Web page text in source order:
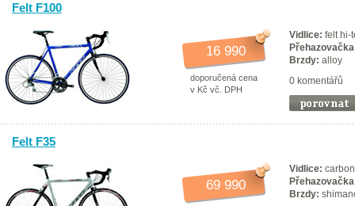
Felt F100
16 990
doporučená cena
v Kč vč. DPH
Vidlice: felt hi-
Brzdy: alloy
0 komentářů
Felt F35
69 990
Vidlice:
Brzdy: